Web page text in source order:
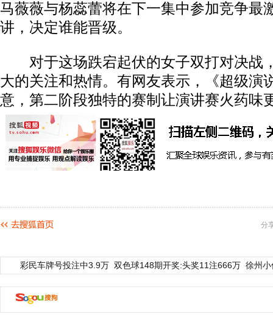
马薇薇与杨蕊蕾将在下一集中参加竞争最
讲，决定谁能晋级。
对于这场跌宕起伏的女子双打对决战
大的关注和热情。有网友表示，《超级演
意，第二阶段独特的赛制让演讲赛火药味
分
彩民车牌号投注中3.9万 双色球148期开奖:头奖11注666万 徐州